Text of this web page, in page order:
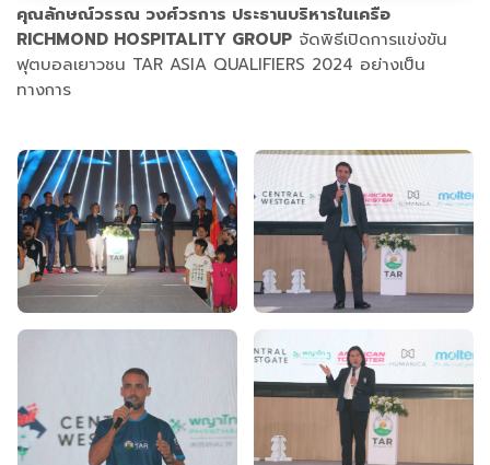
คุณลักษณ์วรรณ วงศ์วรการ ประธานบริหารในเครือ
RICHMOND HOSPITALITY GROUP จัดพิธีเปิดการแข่งขัน
ฟุตบอลเยาวชน TAR ASIA QUALIFIERS 2024 อย่างเป็น
ทางการ